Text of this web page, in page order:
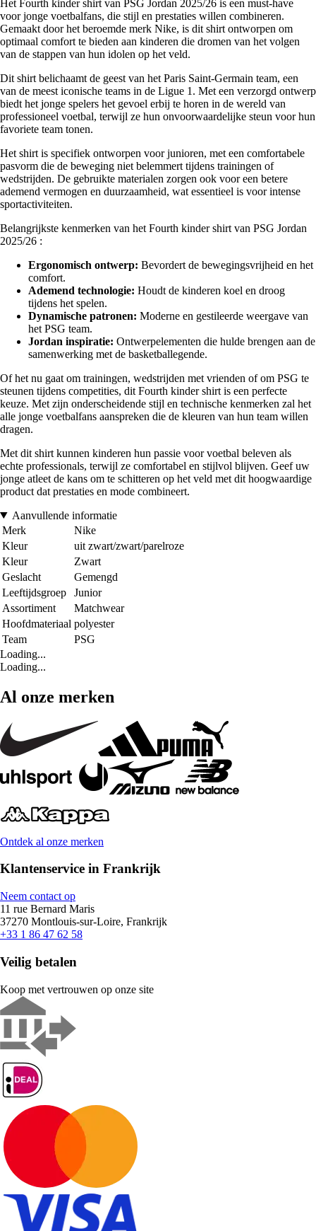
Het Fourth kinder shirt van PSG Jordan 2025/26 is een must-have
voor jonge voetbalfans, die stijl en prestaties willen combineren.
Gemaakt door het beroemde merk Nike, is dit shirt ontworpen om
optimaal comfort te bieden aan kinderen die dromen van het volgen
van de stappen van hun idolen op het veld.
Dit shirt belichaamt de geest van het Paris Saint-Germain team, een
van de meest iconische teams in de Ligue 1. Met een verzorgd ontwerp
biedt het jonge spelers het gevoel erbij te horen in de wereld van
professioneel voetbal, terwijl ze hun onvoorwaardelijke steun voor hun
favoriete team tonen.
Het shirt is specifiek ontworpen voor junioren, met een comfortabele
pasvorm die de beweging niet belemmert tijdens trainingen of
wedstrijden. De gebruikte materialen zorgen ook voor een betere
ademend vermogen en duurzaamheid, wat essentieel is voor intense
sportactiviteiten.
Belangrijkste kenmerken van het Fourth kinder shirt van PSG Jordan
2025/26 :
Ergonomisch ontwerp: Bevordert de bewegingsvrijheid en het
comfort.
Ademend technologie: Houdt de kinderen koel en droog
tijdens het spelen.
Dynamische patronen: Moderne en gestileerde weergave van
het PSG team.
Jordan inspiratie: Ontwerpelementen die hulde brengen aan de
samenwerking met de basketballegende.
Of het nu gaat om trainingen, wedstrijden met vrienden of om PSG te
steunen tijdens competities, dit Fourth kinder shirt is een perfecte
keuze. Met zijn onderscheidende stijl en technische kenmerken zal het
alle jonge voetbalfans aanspreken die de kleuren van hun team willen
dragen.
Met dit shirt kunnen kinderen hun passie voor voetbal beleven als
echte professionals, terwijl ze comfortabel en stijlvol blijven. Geef uw
jonge atleet de kans om te schitteren op het veld met dit hoogwaardige
product dat prestaties en mode combineert.
Aanvullende informatie
Merk
Nike
Kleur
uit zwart/zwart/parelroze
Kleur
Zwart
Geslacht
Gemengd
Leeftijdsgroep
Junior
Assortiment
Matchwear
Hoofdmateriaal polyester
Team
PSG
Loading...
Loading...
Al onze merken
Ontdek al onze merken
Klantenservice in Frankrijk
Neem contact op
11 rue Bernard Maris
37270 Montlouis-sur-Loire, Frankrijk
+33 1 86 47 62 58
Veilig betalen
Koop met vertrouwen op onze site